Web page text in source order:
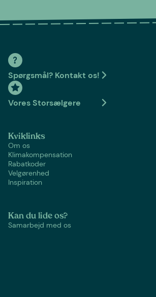
Spørgsmål? Kontakt os!
Vores Storsælgere
Kviklinks
Om os
Klimakompensation
Rabatkoder
Velgørenhed
Inspiration
Kan du lide os?
Samarbejd med os